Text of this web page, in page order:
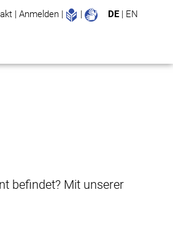
| Anmelden | Leichte Sprache
| DE | EN
befindet? Mit unserer